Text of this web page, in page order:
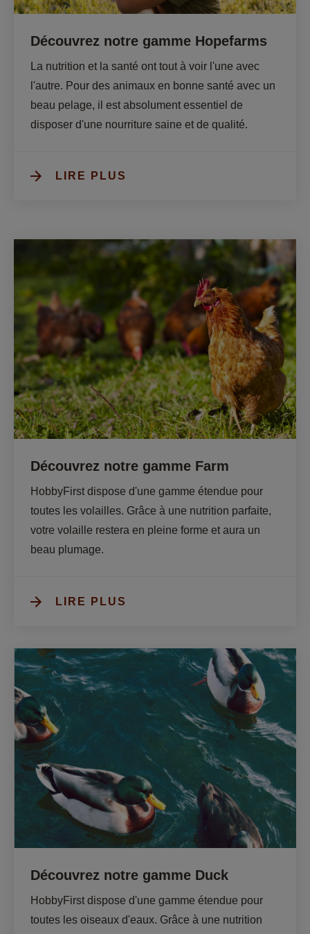
Découvrez notre gamme Hopefarms
La nutrition et la santé ont tout à voir l'une avec
l'autre. Pour des animaux en bonne santé avec un
beau pelage, il est absolument essentiel de
disposer d'une nourriture saine et de qualité.
LIRE PLUS
Découvrez notre gamme Farm
HobbyFirst dispose d'une gamme étendue pour
toutes les volailles. Grâce à une nutrition parfaite,
votre volaille restera en pleine forme et aura un
beau plumage.
LIRE PLUS
Découvrez notre gamme Duck
HobbyFirst dispose d'une gamme étendue pour
toutes les oiseaux d'eaux. Grâce à une nutrition